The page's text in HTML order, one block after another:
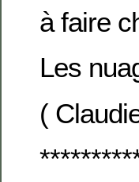
à faire
Les
(